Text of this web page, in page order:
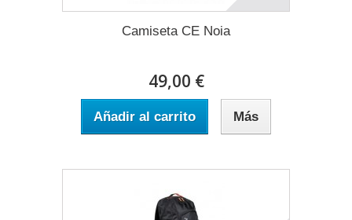
Camiseta CE Noia
49,00 €
Añadir al carrito Más